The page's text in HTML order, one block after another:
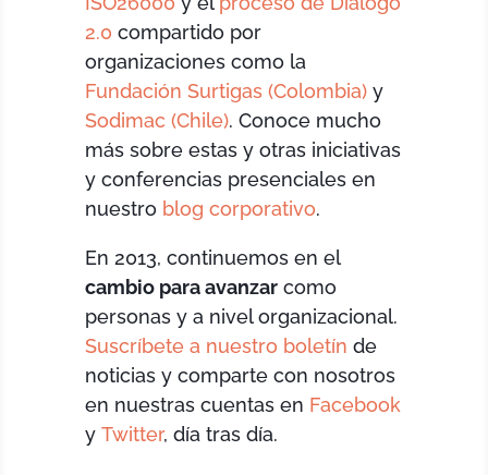
2.0 compartido por
organizaciones como la
Fundación Surtigas (Colombia) y
Sodimac (Chile). Conoce mucho
más sobre estas y otras iniciativas
y conferencias presenciales en
nuestro blog corporativo.
En 2013, continuemos en el
cambio para avanzar como
personas y a nivel organizacional.
Suscríbete a nuestro boletín de
noticias y comparte con nosotros
en nuestras cuentas en Facebook
yTwitter, día tras día.